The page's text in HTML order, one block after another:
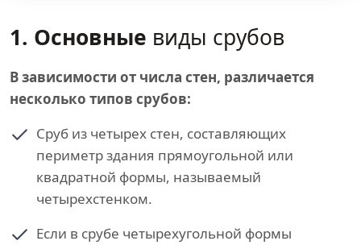
1. Основные виды срубов
В зависимости от числа стен, различается
несколько типов срубов:
Сруб из четырех стен, составляющих
периметр здания прямоугольной или
квадратной формы, называемый
четырехстенком.
Если в срубе четырехугольной формы